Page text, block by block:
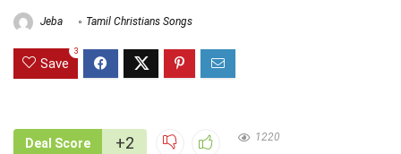
Jeba Tamil Christians Songs
Save
3
Deal Score +2 1220